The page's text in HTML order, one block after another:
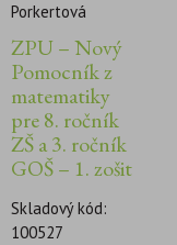
Porkertová
ZPU – Nový
Pomocník z
matematiky
pre 8. ročník
ZŠ a 3. ročník
GOŠ – 1. zošit
Skladový kód:
100527